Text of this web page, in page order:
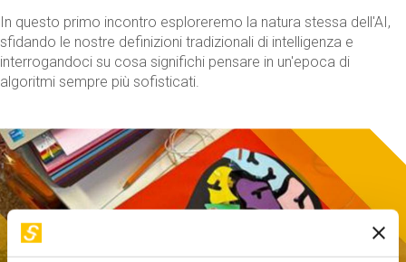
In questo primo incontro esploreremo la natura stessa dell'AI,
sfidando le nostre definizioni tradizionali di intelligenza e
interrogandoci su cosa significhi pensare in un'epoca di
algoritmi sempre più sofisticati.